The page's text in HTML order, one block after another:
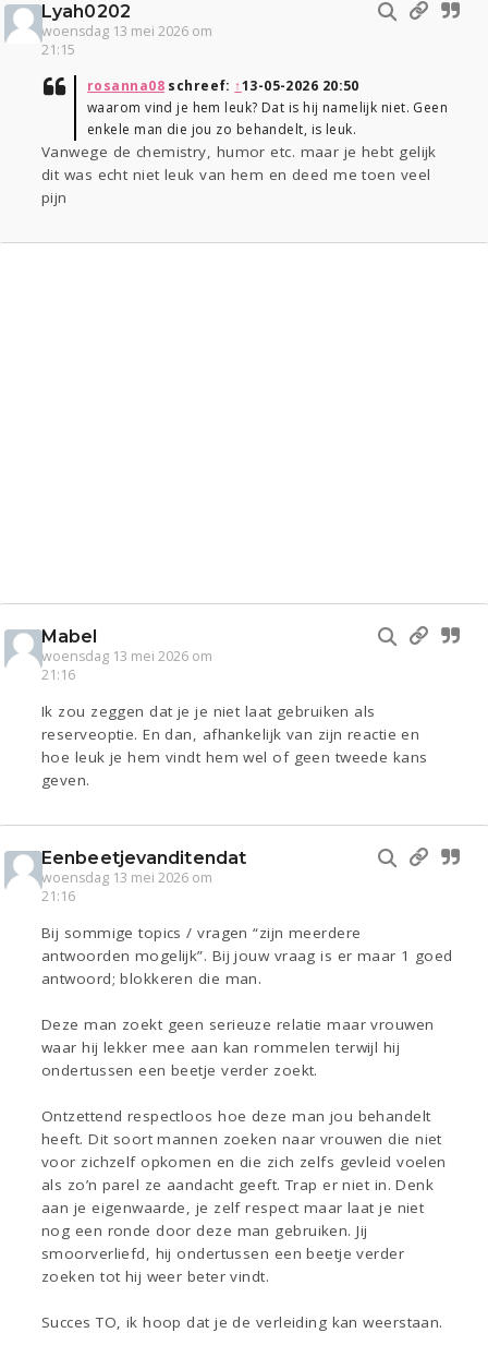
Lyah0202
woensdag 13 mei 2026 om
21:15
rosanna08schreef: ↑13-05-2026 20:50
waarom vind je hem leuk? Dat is hij namelijk niet. Geen
enkele man die jou zo behandelt, is leuk.
Vanwege de chemistry, humor etc. maar je hebt gelijk
dit was echt niet leuk van hem en deed me toen veel
pijn
Mabel
woensdag 13 mei 2026 om
21:16
Ik zou zeggen dat je je niet laat gebruiken als
reserveoptie. En dan, afhankelijk van zijn reactie en
hoe leuk je hem vindt hem wel of geen tweede kans
geven.
Eenbeetjevanditendat
woensdag 13 mei 2026 om
21:16
Bij sommige topics / vragen “zijn meerdere
antwoorden mogelijk”. Bij jouw vraag is er maar 1 goed
antwoord; blokkeren die man.
Deze man zoekt geen serieuze relatie maar vrouwen
waar hij lekker mee aan kan rommelen terwijl hij
ondertussen een beetje verder zoekt.
Ontzettend respectloos hoe deze man jou behandelt
heeft. Dit soort mannen zoeken naar vrouwen die niet
voor zichzelf opkomen en die zich zelfs gevleid voelen
als zo’n parel ze aandacht geeft. Trap er niet in. Denk
aan je eigenwaarde, je zelf respect maar laat je niet
nog een ronde door deze man gebruiken. Jij
smoorverliefd, hij ondertussen een beetje verder
zoeken tot hij weer beter vindt.
Succes TO, ik hoop dat je de verleiding kan weerstaan.